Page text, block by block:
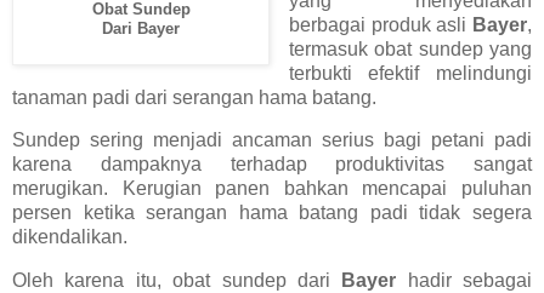
Obat Sundep
Dari Bayer
berbagai produk asli Bayer,
termasuk obat sundep yang
terbukti efektif melindungi
tanaman padi dari serangan hama batang.
Sundep sering menjadi ancaman serius bagi petani padi
karena dampaknya terhadap produktivitas sangat
merugikan. Kerugian panen bahkan mencapai puluhan
persen ketika serangan hama batang padi tidak segera
dikendalikan.
Oleh karena itu, obat sundep dari Bayer hadir sebagai